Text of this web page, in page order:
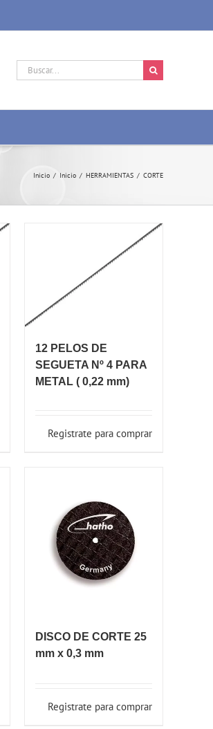
Buscar:
Inicio / Inicio / HERRAMIENTAS / CORTE
12 PELOS DE
SEGUETA Nº 4 PARA
METAL ( 0,22 mm)
Registrate para comprar
DISCO DE CORTE 25
mm x 0,3 mm
Registrate para comprar